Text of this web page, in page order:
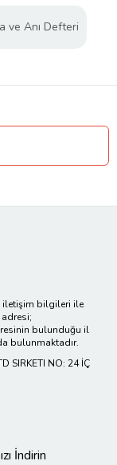
ve Anı Defteri
iletişim bilgileri ile
bulunduğu il
bulunmaktadır.
SIRKETI NO: 24 İÇ
İndirin